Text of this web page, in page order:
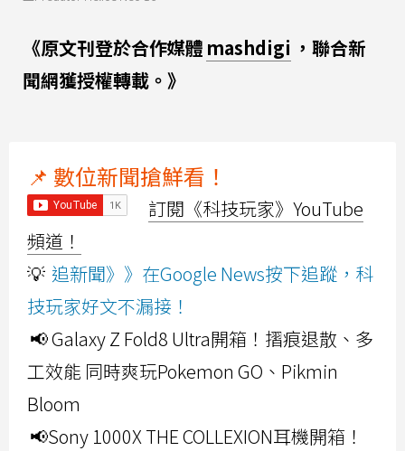
《原文刊登於合作媒體 mashdigi ，聯合新
聞網獲授權轉載。》
📌 數位新聞搶鮮看！
訂閱《科技玩家》YouTube
頻道！
💡 追新聞》》在Google News按下追蹤，科
技玩家好文不漏接！
📢 Galaxy Z Fold8 Ultra開箱！摺痕退散、多
工效能 同時爽玩Pokemon GO、Pikmin
Bloom
📢Sony 1000X THE COLLEXION耳機開箱！